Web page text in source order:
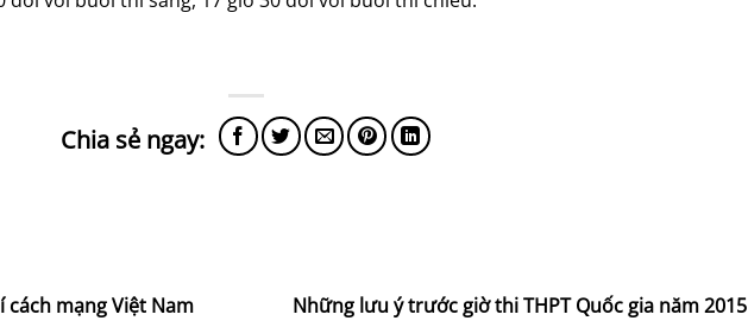
cách mạng Việt Nam Những lưu ý trước giờ thi THPT Quốc gia năm 2015